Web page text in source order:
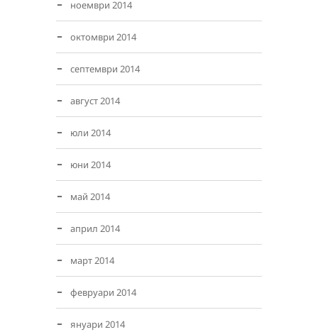
ноември 2014
октомври 2014
септември 2014
август 2014
юли 2014
юни 2014
май 2014
април 2014
март 2014
февруари 2014
януари 2014